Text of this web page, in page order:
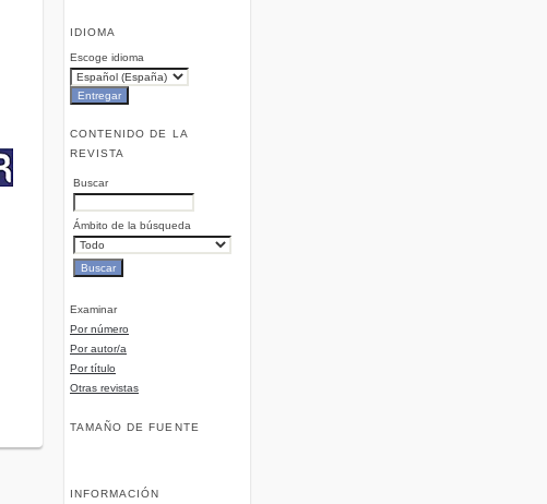
IDIOMA
Escoge idioma
CONTENIDO DE LA
REVISTA
Buscar
Ámbito de la búsqueda
Examinar
Por número
Por autor/a
Por título
Otras revistas
TAMAÑO DE FUENTE
INFORMACIÓN